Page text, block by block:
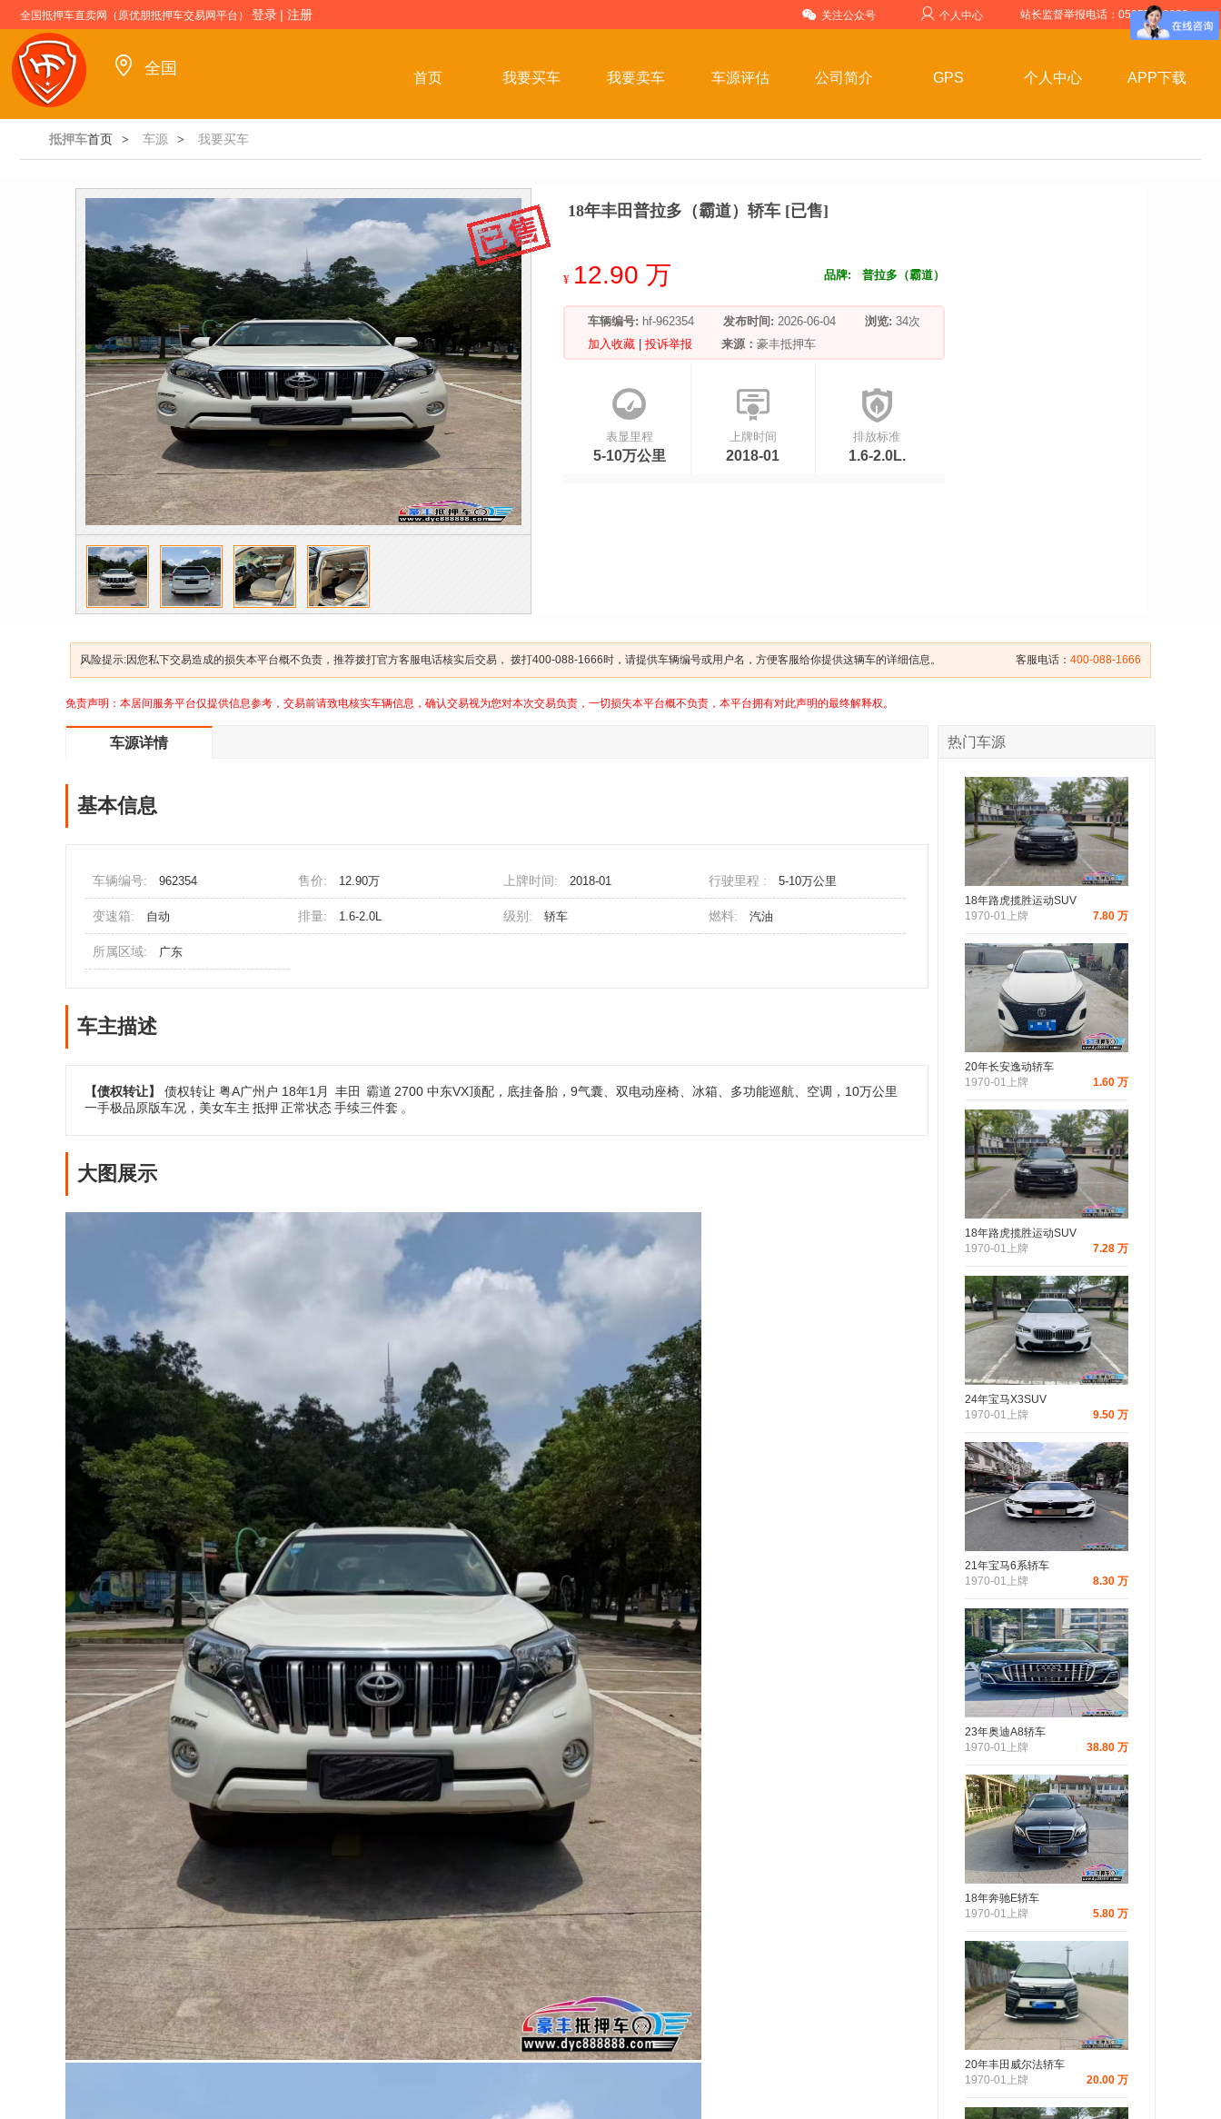
关注公众号 个人中心 站长监督举报电话：05357599999
全国抵押车直卖网（原优朋抵押车交易网平台） 登录 | 注册
全国
首页 我要买车 我要卖车 车源评估 公司简介 GPS 个人中心 APP下载
抵押车首页 > 车源 > 我要买车
18年丰田普拉多（霸道）轿车 [已售]
¥ 12.90 万 品牌: 普拉多（霸道）
车辆编号: hf-962354 发布时间: 2026-06-04 浏览: 34次
加入收藏
投诉举报 来源： 豪丰抵押车
表显里程
5-10万公里
上牌时间
2018-01
排放标准
1.6-2.0L.
客服电话： 400-088-1666
风险提示:因您私下交易造成的损失本平台概不负责，推荐拨打官方客服电话核实后交易， 拨打400-088-1666时，请提供车辆编号或用户名，方便客服给你提供这辆车的详细信息。
免责声明：本居间服务平台仅提供信息参考，交易前请致电核实车辆信息，确认交易视为您对本次交易负责，一切损失本平台概不负责，本平台拥有对此声明的最终解释权。
车源详情
基本信息
车辆编号: 962354 售价: 12.90万 上牌时间: 2018-01 行驶里程 : 5-10万公里
变速箱: 自动 排量: 1.6-2.0L 级别: 轿车 燃料: 汽油
所属区域: 广东
车主描述
【债权转让】 债权转让 粤A广州户 18年1月 丰田 霸道 2700 中东VX顶配，底挂备胎，9气囊、双电动座椅、冰箱、多功能巡航、空调，10万公里
一手极品原版车况，美女车主 抵押 正常状态手续三件套 。
大图展示
热门车源
18年路虎揽胜运动SUV
1970-01上牌
7.80 万
20年长安逸动轿车
1970-01上牌
1.60 万
18年路虎揽胜运动SUV
1970-01上牌
7.28 万
24年宝马X3SUV
1970-01上牌
9.50 万
21年宝马6系轿车
1970-01上牌
8.30 万
23年奥迪A8轿车
1970-01上牌
38.80 万
18年奔驰E轿车
1970-01上牌
5.80 万
20年丰田威尔法轿车
1970-01上牌
20.00 万